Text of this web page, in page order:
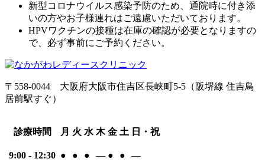
新型コロナウイルス感染予防のため、通院時に付き添
いの方やお子様連れはご遠慮いただいております。
HPVワクチンの接種は在庫の確認が必要となりますの
で、必ず事前にご予約ください。
〒558-0044 大阪府大阪市住吉区長峡町5-5 （阪堺線 住吉鳥
居前駅すぐ）
診療時間 月 火 水 木 金 土 日・祝
9:00 - 12:30 ● ● ● ― ● ●
―